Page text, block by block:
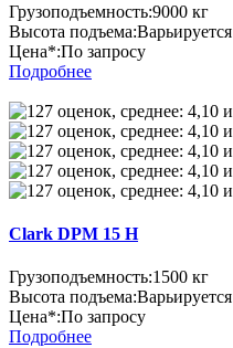
Грузоподъемность:9000 кг
Высота подъема:Варьируется
Цена*:По запросу
Подробнее
Clark DPM 15 H
Грузоподъемность:1500 кг
Высота подъема:Варьируется
Цена*:По запросу
Подробнее